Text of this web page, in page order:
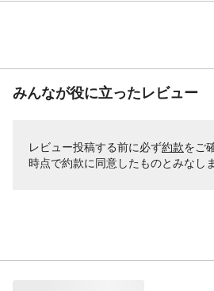
みんなが役に立ったレビュー
レビュー投稿する前に必ず約款をご
時点で約款に同意したものとみなしま